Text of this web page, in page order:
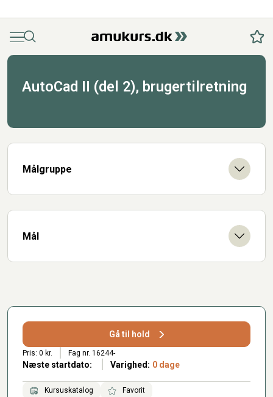
MenuSøg
AutoCad II (del 2), brugertilretning
Målgruppe
Mål
Gå til hold
Pris: 0 kr. Fag nr. 16244-
Næste startdato: Varighed: 0 dage
Kursuskatalog Favorit